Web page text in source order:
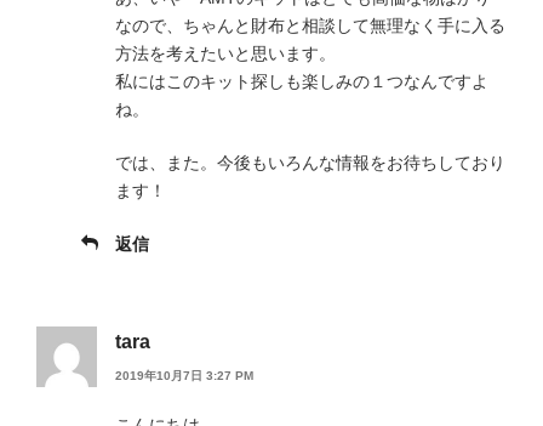
なので、ちゃんと財布と相談して無理なく手に入る
方法を考えたいと思います。
私にはこのキット探しも楽しみの１つなんですよ
ね。
では、また。今後もいろんな情報をお待ちしており
ます！
返信
tara
2019年10月7日 3:27 PM